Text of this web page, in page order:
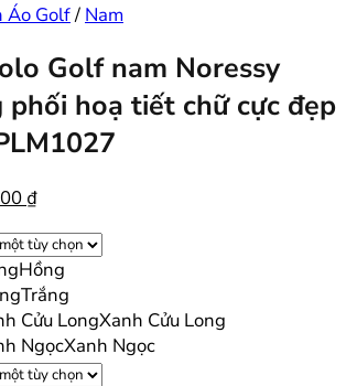
Áo Golf/ Nam
Golf nam Noressy
phối hoạ tiết chữ cực đẹp
₫.
₫Giá
tại
là:
570.000 ₫.
Hồng
Trắng
Xanh Cửu Long
Xanh Ngọc